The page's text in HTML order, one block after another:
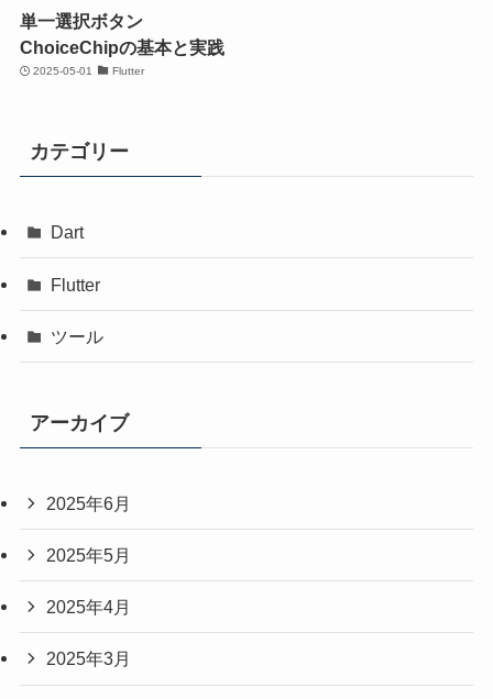
単一選択ボタン
ChoiceChipの基本と実践
2025-05-01 Flutter
カテゴリー
Dart
Flutter
ツール
アーカイブ
2025年6月
2025年5月
2025年4月
2025年3月